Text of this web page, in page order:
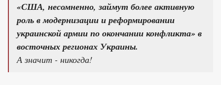
«США, несомненно, займут более активную
роль в модернизации и реформировании
украинской армии по окончании конфликта» в
восточных регионах Украины.
А значит - никогда!